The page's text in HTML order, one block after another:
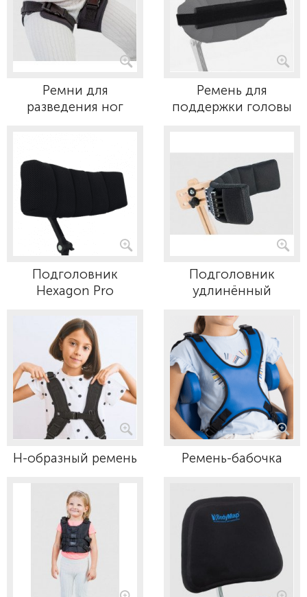
Ремни для
разведения ног
Ремень для
поддержки головы
Подголовник
Hexagon Pro
Подголовник
удлинённый
Н-образный ремень Ремень-бабочка